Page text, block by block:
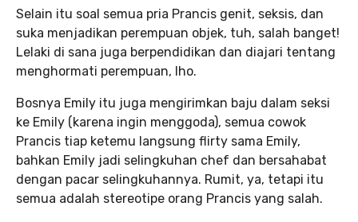
Selain itu soal semua pria Prancis genit, seksis, dan
suka menjadikan perempuan objek, tuh, salah banget!
Lelaki di sana juga berpendidikan dan diajari tentang
menghormati perempuan, lho.
Bosnya Emily itu juga mengirimkan baju dalam seksi
ke Emily (karena ingin menggoda), semua cowok
Prancis tiap ketemu langsung flirty sama Emily,
bahkan Emily jadi selingkuhan chef dan bersahabat
dengan pacar selingkuhannya. Rumit, ya, tetapi itu
semua adalah stereotipe orang Prancis yang salah.